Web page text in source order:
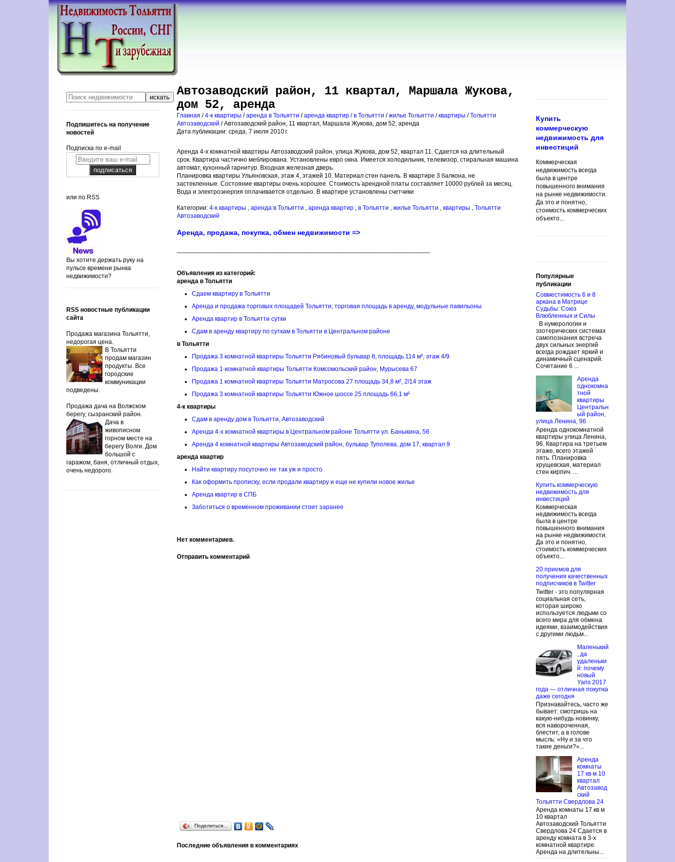
Автозаводский район, 11 квартал, Маршала Жукова,
дом 52, аренда
Главная /4-к квартиры /аренда в Тольятти /аренда квартир /в Тольятти /жилье Тольятти /квартиры /Тольятти
Автозаводский / Автозаводский район, 11 квартал, Маршала Жукова, дом 52, аренда
Дата публикации: среда, 7 июля 2010 г.
Аренда 4-х комнатной квартиры Автозаводский район, улица Жукова, дом 52, квартал 11. Сдается на длительный
срок. Квартира частично меблирована. Установлены евро окна. Имеется холодильник, телевизор, стиральная машина
автомат, кухонный гарнитур. Входная железная дверь.
Планировка квартиры Ульяновская, этаж 4, этажей 10. Материал стен панель. В квартире 3 балкона, не
застекленные. Состояние квартиры очень хорошее. Стоимость арендной платы составляет 10000 рублей за месяц.
Вода и электроэнергия оплачивается отдельно. В квартире установлены счетчики
Категории: 4-к квартиры , аренда в Тольятти , аренда квартир , в Тольятти , жилье Тольятти , квартиры , Тольятти
Автозаводский
Аренда, продажа, покупка, обмен недвижимости =>
Объявления из категорий:
аренда в Тольятти
Сдаем квартиру в Тольятти
Аренда и продажа торговых площадей Тольятти, торговая площадь в аренду, модульные павильоны
Аренда квартир в Тольятти сутки
Сдам в аренду квартиру по суткам в Тольятти в Центральном районе
в Тольятти
Продажа 3 комнатной квартиры Тольятти Рябиновый бульвар 8, площадь 114 м², этаж 4/9
Продажа 1-комнатной квартиры Тольятти Комсомольский район, Мурысева 67
Продажа 1 комнатной квартиры Тольятти Матросова 27 площадь 34,8 м², 2/14 этаж
Продажа 3 комнатной квартиры Тольятти Южное шоссе 25 площадь 66,1 м²
4-к квартиры
Сдам в аренду дом в Тольятти, Автозаводский
Аренда 4-х комнатной квартиры в Центральном районе Тольятти ул. Баныкина, 56
Аренда 4 комнатной квартиры Автозаводский район, бульвар Туполева, дом 17, квартал 9
аренда квартир
Найти квартиру посуточно не так уж и просто
Как оформить прописку, если продали квартиру и еще не купили новое жилье
Аренда квартир в СПБ
Заботиться о временном проживании стоит заранее
Нет комментариев.
Отправить комментарий
Поделиться…
Последние объявления в комментариях
Подпишитесь на получение
новостей
Подписка по e-mail
или по RSS
Вы хотите держать руку на
пульсе времени рынка
недвижимости?
RSS новостные публикации
сайта
Продажа магазина Тольятти,
недорогая цена.
В Тольятти
продам магазин
продукты. Все
городские
коммуникации
подведены.
Продажа дача на Волжском
берегу, сызранский район.
Дача в
живописном
горном месте на
берегу Волги. Дом
большой с
гаражом, баня, отличный отдых,
очень недорого.
Купить
коммерческую
недвижимость для
инвестиций
Коммерческая
недвижимость всегда
была в центре
повышенного внимания
на рынке недвижимости.
Да это и понятно,
стоимость коммерческих
объекто...
Популярные
публикации
Совместимость 6 и 8
аркана в Матрице
Судьбы: Союз
Влюбленных и Силы
В нумерологии и
эзотерических системах
самопознания встреча
двух сильных энергий
всегда рождает яркий и
динамичный сценарий.
Сочетание 6 ...
Аренда
однокомна
тной
квартиры
Центральн
ый район,
улица Ленина, 96
Аренда однокомнатной
квартиры улица Ленина,
96. Квартира на третьем
этаже, всего этажей
пять. Планировка
хрущевская, материал
стен кирпич. ...
Купить коммерческую
недвижимость для
инвестиций
Коммерческая
недвижимость всегда
была в центре
повышенного внимания
на рынке недвижимости.
Да это и понятно,
стоимость коммерческих
объекто...
20 приемов для
получения качественных
подписчиков в Twitter
Twitter - это популярная
социальная сеть,
которая широко
используется людьми со
всего мира для обмена
идеями, взаимодействия
с другими людьм...
Маленький
, да
удаленьки
й: почему
новый
Yaris 2017
года — отличная покупка
даже сегодня
Признавайтесь, часто же
бывает: смотришь на
какую-нибудь новинку,
вся навороченная,
блестит, а в голове
мысль: «Ну и за что
такие деньги?»...
Аренда
комнаты
17 кв м 10
квартал
Автозавод
ский
Тольятти Свердлова 24
Аренда комнаты 17 кв м
10 квартал
Автозаводский Тольятти
Свердлова 24 Сдается в
аренду комната в 3-х
комнатной квартире.
Аренда на длительны...